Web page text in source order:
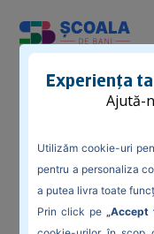
Blog / Educația
Educația
Luna aceasta
internațional, fie pe
Experiența
Ajută-
Utilizăm cookie-uri
pentru a personaliza
a putea livra toate
Prin click pe
„Accept